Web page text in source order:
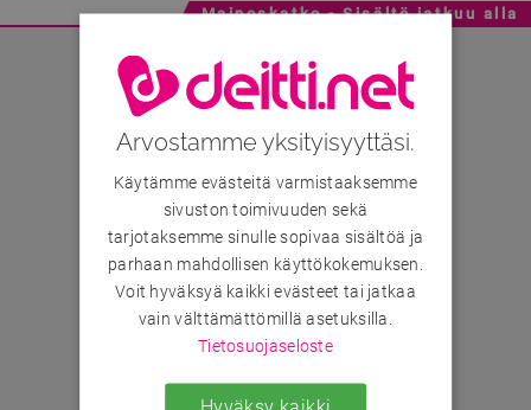
Mainoskatko - Sisältö jatkuu alla
Arvostamme yksityisyyttäsi.
Käytämme evästeitä varmistaaksemme
sivuston toimivuuden sekä
tarjotaksemme sinulle sopivaa sisältöä ja
parhaan mahdollisen käyttökokemuksen.
Voit hyväksyä kaikki evästeet tai jatkaa
vain välttämättömillä asetuksilla.
Tietosuojaseloste